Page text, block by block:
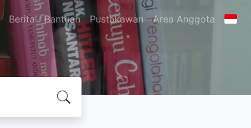
Berita Bantuan Pustakawan Area Anggota